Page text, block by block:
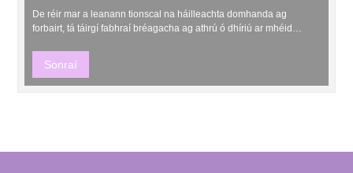
De réir mar a leanann tionscal na háilleachta domhanda ag
forbairt, tá táirgí fabhraí bréagacha ag athrú ó dhíriú ar mhéid
súil go mór leis - Seamair Lashes - go hoifigiúil, a...
Sonraí